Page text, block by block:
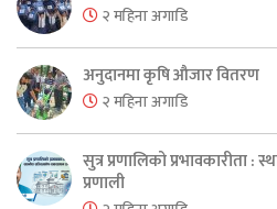
२ महिना अगाडि
अनुदानमा कृषि औजार वितरण
२ महिना अगाडि
सुत्र प्रणालिको प्रभावकारीता :
प्रणाली